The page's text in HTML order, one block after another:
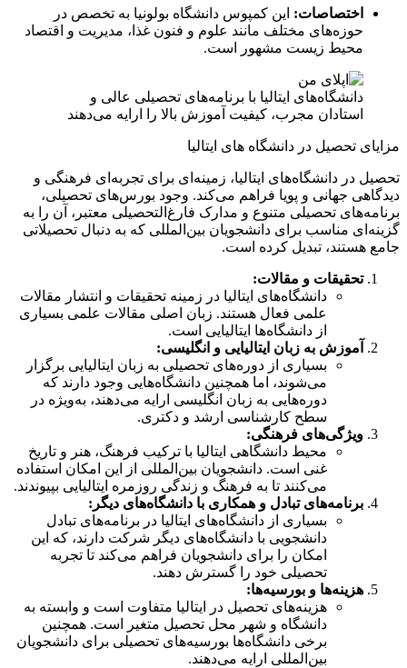
اختصاصات: این کمپوس دانشگاه بولونیا به تخصص در
حوزه‌های مختلف مانند علوم و فنون غذا، مدیریت و اقتصاد
محیط زیست مشهور است.
دانشگاه‌های ایتالیا با برنامه‌های تحصیلی عالی و
استادان مجرب، کیفیت آموزش بالا را ارایه می‌دهند
مزایای تحصیل در دانشگاه های ایتالیا
تحصیل در دانشگاه‌های ایتالیا، زمینه‌ای برای تجربه‌ای فرهنگی و
دیدگاهی جهانی و پویا فراهم می‌کند. وجود بورس‌های تحصیلی،
برنامه‌های تحصیلی متنوع و مدارک فارغ‌التحصیلی معتبر، آن را به
گزینه‌ای مناسب برای دانشجویان بین‌المللی که به دنبال تحصیلاتی
جامع هستند، تبدیل کرده است.
تحقیقات و مقالات:
دانشگاه‌های ایتالیا در زمینه تحقیقات و انتشار مقالات
علمی فعال هستند. زبان اصلی مقالات علمی بسیاری
از دانشگاه‌ها ایتالیایی است.
آموزش به زبان ایتالیایی و انگلیسی:
بسیاری از دوره‌های تحصیلی به زبان ایتالیایی برگزار
می‌شوند، اما همچنین دانشگاه‌هایی وجود دارند که
دوره‌هایی به زبان انگلیسی ارایه می‌دهند، به‌ویژه در
سطح کارشناسی ارشد و دکتری.
ویژگی‌های فرهنگی:
محیط دانشگاهی ایتالیا با ترکیب فرهنگ، هنر و تاریخ
غنی است. دانشجویان بین‌المللی از این امکان استفاده
می‌کنند تا به فرهنگ و زندگی روزمره ایتالیایی بپیوندند.
برنامه‌های تبادل و همکاری با دانشگاه‌های دیگر:
بسیاری از دانشگاه‌های ایتالیا در برنامه‌های تبادل
دانشجویی با دانشگاه‌های دیگر شرکت دارند، که این
امکان را برای دانشجویان فراهم می‌کند تا تجربه
تحصیلی خود را گسترش دهند.
هزینه‌ها و بورسیه‌ها:
هزینه‌های تحصیل در ایتالیا متفاوت است و وابسته به
دانشگاه و شهر محل تحصیل متغیر است. همچنین
برخی دانشگاه‌ها بورسیه‌های تحصیلی برای دانشجویان
بین‌المللی ارایه می‌دهند.